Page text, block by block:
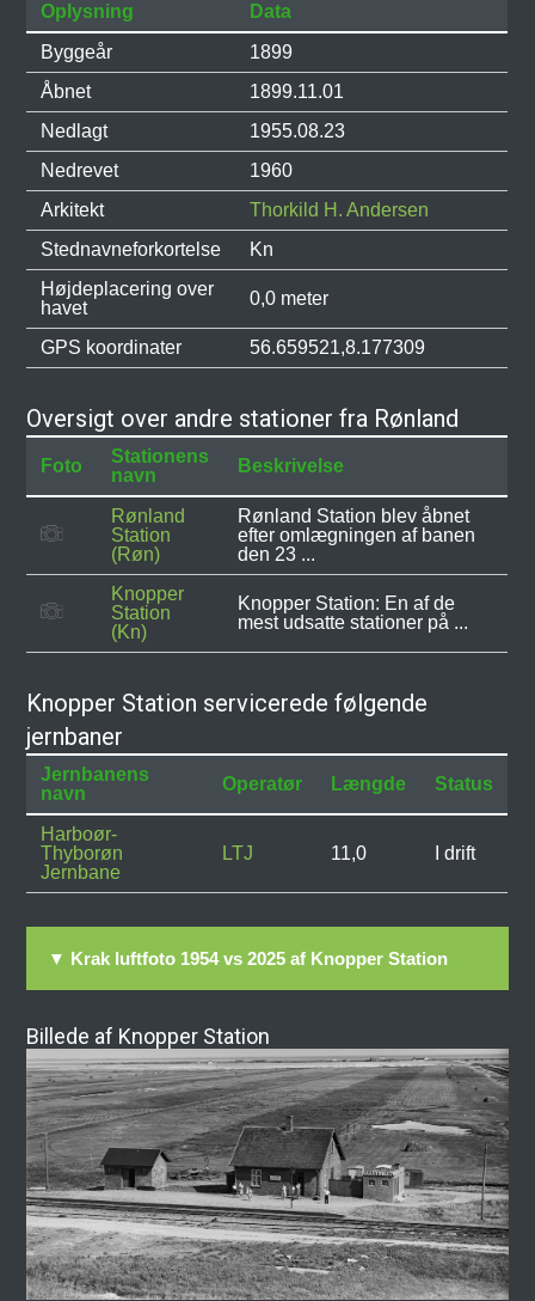
Oplysning
Data
Byggeår
1899
Åbnet
1899.11.01
Nedlagt
1955.08.23
Nedrevet
1960
Arkitekt
Thorkild H. Andersen
Stednavneforkortelse
Kn
Højdeplacering over
havet
0,0 meter
GPS koordinater 56.659521,8.177309
Oversigt over andre stationer fra Rønland
Foto
Stationens
navn
Beskrivelse
Rønland
Station
(Røn)
Rønland Station blev åbnet
efter omlægningen af banen
den 23 ...
Knopper
Station
(Kn)
Knopper Station: En af de
mest udsatte stationer på ...
Knopper Station servicerede følgende
jernbaner
Jernbanens
navn
Operatør Længde Status
Harboør-
Thyborøn
Jernbane
LTJ 11,0 I drift
▼ Krak luftfoto 1954 vs 2025 af Knopper Station
Billede af Knopper Station